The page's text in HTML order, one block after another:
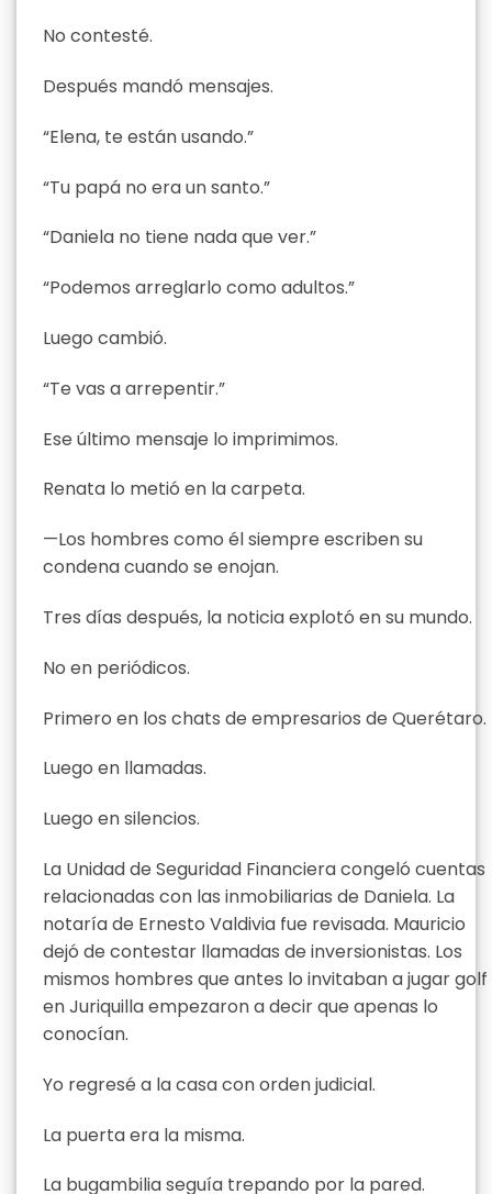
No contesté.
Después mandó mensajes.
“Elena, te están usando.”
“Tu papá no era un santo.”
“Daniela no tiene nada que ver.”
“Podemos arreglarlo como adultos.”
Luego cambió.
“Te vas a arrepentir.”
Ese último mensaje lo imprimimos.
Renata lo metió en la carpeta.
—Los hombres como él siempre escriben su
condena cuando se enojan.
Tres días después, la noticia explotó en su mundo.
No en periódicos.
Primero en los chats de empresarios de Querétaro.
Luego en llamadas.
Luego en silencios.
La Unidad de Seguridad Financiera congeló cuentas
relacionadas con las inmobiliarias de Daniela. La
notaría de Ernesto Valdivia fue revisada. Mauricio
dejó de contestar llamadas de inversionistas. Los
mismos hombres que antes lo invitaban a jugar golf
en Juriquilla empezaron a decir que apenas lo
conocían.
Yo regresé a la casa con orden judicial.
La puerta era la misma.
La bugambilia seguía trepando por la pared.